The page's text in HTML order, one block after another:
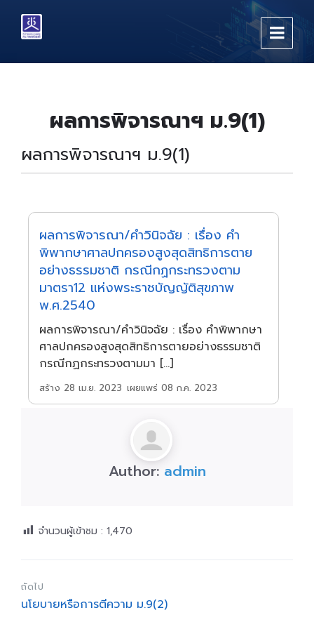
content
main
footer
ผลการพิจารณาฯ ม.9(1)
ผลการพิจารณาฯ ม.9(1)
ผลการพิจารณา/คำวินิจฉัย : เรื่อง คำ
พิพากษาศาลปกครองสูงสุดสิทธิการตาย
อย่างธรรมชาติ กรณีกฏกระทรวงตาม
มาตรา12 แห่งพระราชบัญญัติสุขภาพ
พ.ศ.2540
ผลการพิจารณา/คำวินิจฉัย : เรื่อง คำพิพากษา
ศาลปกครองสูงสุดสิทธิการตายอย่างธรรมชาติ
กรณีกฏกระทรวงตามมา […]
สร้าง 28 เม.ย. 2023 เผยแพร่ 08 ก.ค. 2023
Author: admin
จำนวนผู้เข้าชม : 1,470
ถัดไป
นโยบายหรือการตีความ ม.9(2)